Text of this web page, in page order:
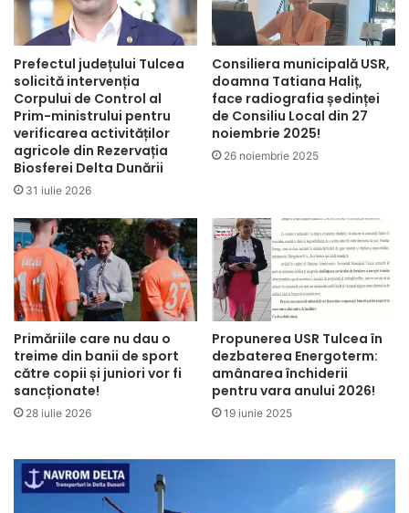
Prefectul județului Tulcea
solicită intervenția
Corpului de Control al
Prim-ministrului pentru
verificarea activităților
agricole din Rezervația
Biosferei Delta Dunării
31 iulie 2026
Consiliera municipală USR,
doamna Tatiana Haliț,
face radiografia ședinței
de Consiliu Local din 27
noiembrie 2025!
26 noiembrie 2025
Primăriile care nu dau o
treime din banii de sport
către copii și juniori vor fi
sancționate!
28 iulie 2026
Propunerea USR Tulcea în
dezbaterea Energoterm:
amânarea închiderii
pentru vara anului 2026!
19 iunie 2025